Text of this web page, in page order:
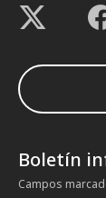
Boletín
Campos